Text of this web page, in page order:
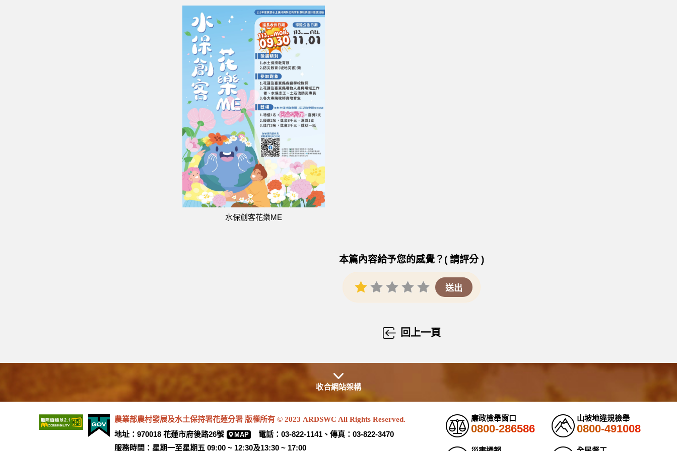
水保創客花樂ME
本篇內容給予您的感覺？( 請評分 )
回上一頁
收合網站架構
農業部農村發展及水土保持署花蓮分署 版權所有 © 2023 ARDSWC All Rights Reserved.
地址：970018 花蓮市府後路26號 MAP
電話：03-822-1141、傳真：03-822-3470
服務時間：星期一至星期五 09:00 ~ 12:30及13:30 ~ 17:00
廉政檢舉窗口
0800-286586
山坡地違規檢舉
0800-491008